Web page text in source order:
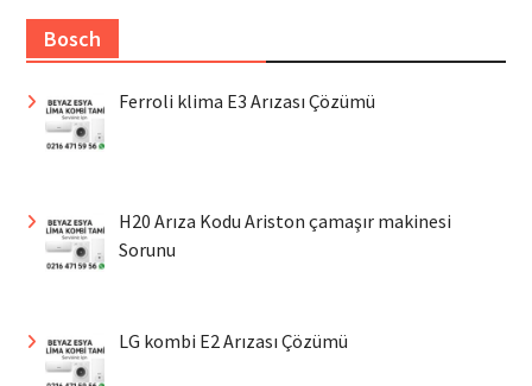
Bosch
Ferroli klima E3 Arızası Çözümü
H20 Arıza Kodu Ariston çamaşır makinesi
Sorunu
LG kombi E2 Arızası Çözümü